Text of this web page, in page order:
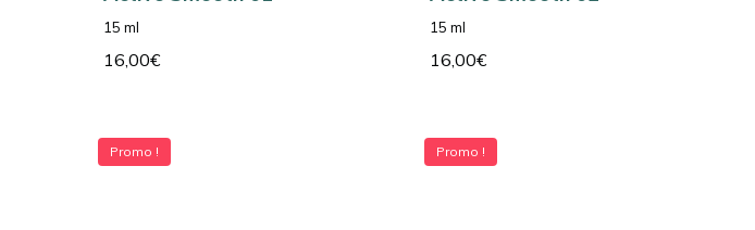
15 ml
16,00€
15 ml
16,00€
Promo ! Promo !